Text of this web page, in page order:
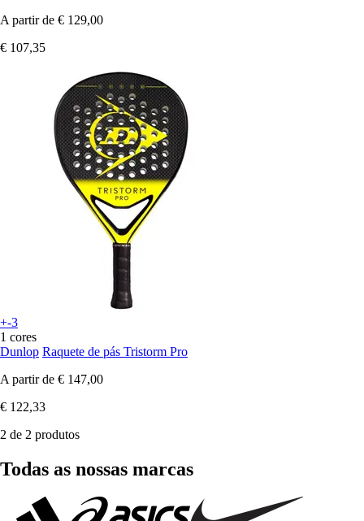
A partir de € 129,00
€ 107,35
+-3
1 cores
Dunlop Raquete de pás Tristorm Pro
A partir de € 147,00
€ 122,33
2 de 2 produtos
Todas as nossas marcas